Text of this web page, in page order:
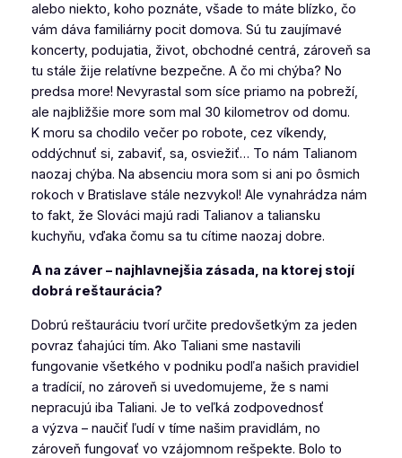
alebo niekto, koho poznáte, všade to máte blízko, čo
vám dáva familiárny pocit domova. Sú tu zaujímavé
koncerty, podujatia, život, obchodné centrá, zároveň sa
tu stále žije relatívne bezpečne. A čo mi chýba? No
predsa more! Nevyrastal som síce priamo na pobreží,
ale najbližšie more som mal 30 kilometrov od domu.
K moru sa chodilo večer po robote, cez víkendy,
oddýchnuť si, zabaviť, sa, osviežiť… To nám Talianom
naozaj chýba. Na absenciu mora som si ani po ôsmich
rokoch v Bratislave stále nezvykol! Ale vynahrádza nám
to fakt, že Slováci majú radi Talianov a taliansku
kuchyňu, vďaka čomu sa tu cítime naozaj dobre.
A na záver – najhlavnejšia zásada, na ktorej stojí
dobrá reštaurácia?
Dobrú reštauráciu tvorí určite predovšetkým za jeden
povraz ťahajúci tím. Ako Taliani sme nastavili
fungovanie všetkého v podniku podľa našich pravidiel
a tradícií, no zároveň si uvedomujeme, že s nami
nepracujú iba Taliani. Je to veľká zodpovednosť
a výzva – naučiť ľudí v tíme našim pravidlám, no
zároveň fungovať vo vzájomnom rešpekte. Bolo to